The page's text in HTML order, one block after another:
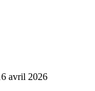
avril 2026